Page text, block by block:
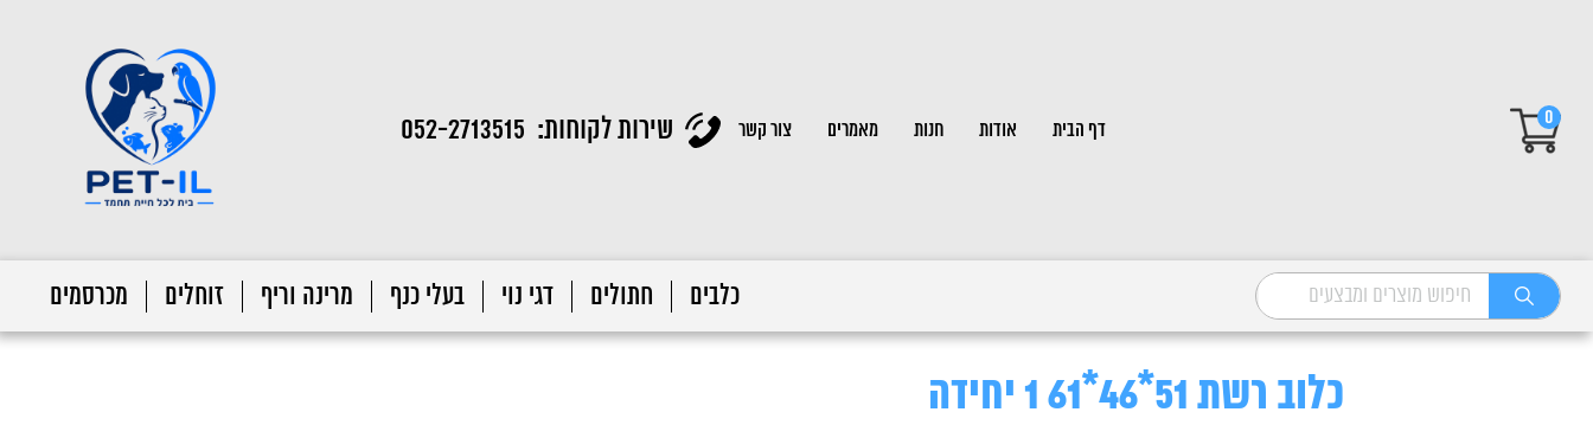
0
דף הבית אודות חנות מאמרים צור קשר שירות לקוחות: 052-2713515
כלבים חתולים דגי נוי בעלי כנף מרינה וריף זוחלים מכרסמים
כלוב רשת 51*46*61 1 יחידה